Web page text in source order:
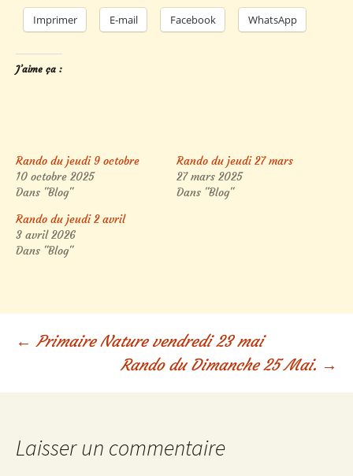
Imprimer E-mail Facebook WhatsApp
J’aime ça :
Rando du jeudi 9 octobre
10 octobre 2025
Dans "Blog"
Rando du jeudi 27 mars
27 mars 2025
Dans "Blog"
Rando du jeudi 2 avril
3 avril 2026
Dans "Blog"
Navigation
des
articles
← Primaire Nature vendredi 23 mai
Rando du Dimanche 25 Mai. →
Laisser un commentaire